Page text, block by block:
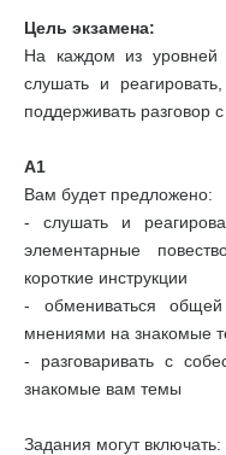
Цель экзамена:
На каждом из уровней
слушать и
поддерживать разговор
А1
Вам будет предложено:
- слушать и
элементарные
короткие инструкции
- обмениваться
мнениями на знакомые
- разговаривать с
знакомые вам темы
Задания могут включать: